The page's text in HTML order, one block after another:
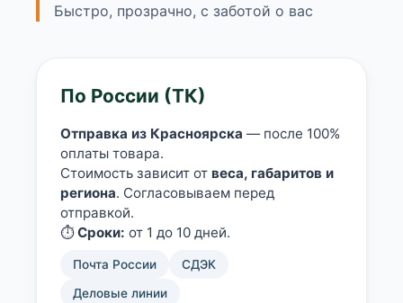
Быстро, прозрачно, с заботой о вас
По России (ТК)
Отправка из Красноярска — после 100%
оплаты товара.
Стоимость зависит от веса, габаритов и
региона. Согласовываем перед
отправкой.
⏱️Сроки: от 1 до 10 дней.
Почта России
СДЭК
Деловые линии
в корзину
Оплачивайте сегодня только
25% картой любого банка
Получайте товар